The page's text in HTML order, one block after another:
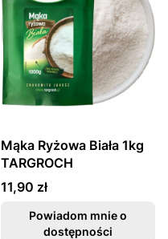
Mąka Ryżowa Biała 1kg
TARGROCH
Cena
11,90 zł
Powiadom mnie o
dostępności